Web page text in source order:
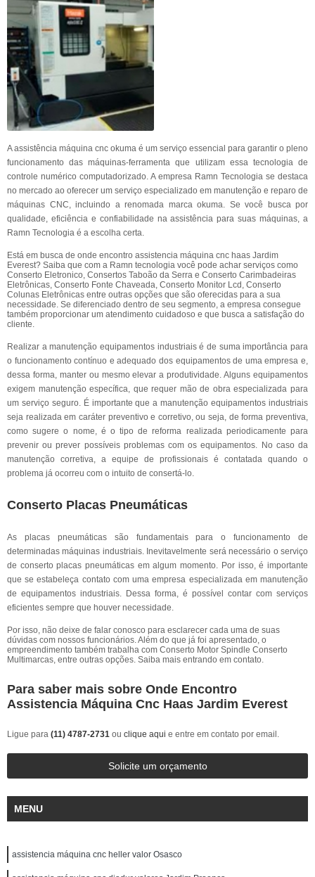
A assistência máquina cnc okuma é um serviço essencial para garantir o pleno
funcionamento das máquinas-ferramenta que utilizam essa tecnologia de
controle numérico computadorizado. A empresa Ramn Tecnologia se destaca
no mercado ao oferecer um serviço especializado em manutenção e reparo de
máquinas CNC, incluindo a renomada marca okuma. Se você busca por
qualidade, eficiência e confiabilidade na assistência para suas máquinas, a
Ramn Tecnologia é a escolha certa.
Está em busca de onde encontro assistencia máquina cnc haas Jardim
Everest? Saiba que com a Ramn tecnologia você pode achar serviços como
Conserto Eletronico, Consertos Taboão da Serra e Conserto Carimbadeiras
Eletrônicas, Conserto Fonte Chaveada, Conserto Monitor Lcd, Conserto
Colunas Eletrônicas entre outras opções que são oferecidas para a sua
necessidade. Se diferenciado dentro de seu segmento, a empresa consegue
também proporcionar um atendimento cuidadoso e que busca a satisfação do
cliente.
Realizar a manutenção equipamentos industriais é de suma importância para
o funcionamento contínuo e adequado dos equipamentos de uma empresa e,
dessa forma, manter ou mesmo elevar a produtividade. Alguns equipamentos
exigem manutenção específica, que requer mão de obra especializada para
um serviço seguro. É importante que a manutenção equipamentos industriais
seja realizada em caráter preventivo e corretivo, ou seja, de forma preventiva,
como sugere o nome, é o tipo de reforma realizada periodicamente para
prevenir ou prever possíveis problemas com os equipamentos. No caso da
manutenção corretiva, a equipe de profissionais é contatada quando o
problema já ocorreu com o intuito de consertá-lo.
Conserto Placas Pneumáticas
As placas pneumáticas são fundamentais para o funcionamento de
determinadas máquinas industriais. Inevitavelmente será necessário o serviço
de conserto placas pneumáticas em algum momento. Por isso, é importante
que se estabeleça contato com uma empresa especializada em manutenção
de equipamentos industriais. Dessa forma, é possível contar com serviços
eficientes sempre que houver necessidade.
Por isso, não deixe de falar conosco para esclarecer cada uma de suas
dúvidas com nossos funcionários. Além do que já foi apresentado, o
empreendimento também trabalha com Conserto Motor Spindle Conserto
Multimarcas, entre outras opções. Saiba mais entrando em contato.
Para saber mais sobre Onde Encontro
Assistencia Máquina Cnc Haas Jardim Everest
Ligue para (11) 4787-2731 ou clique aqui e entre em contato por email.
Solicite um orçamento
MENU
assistencia máquina cnc heller valor Osasco